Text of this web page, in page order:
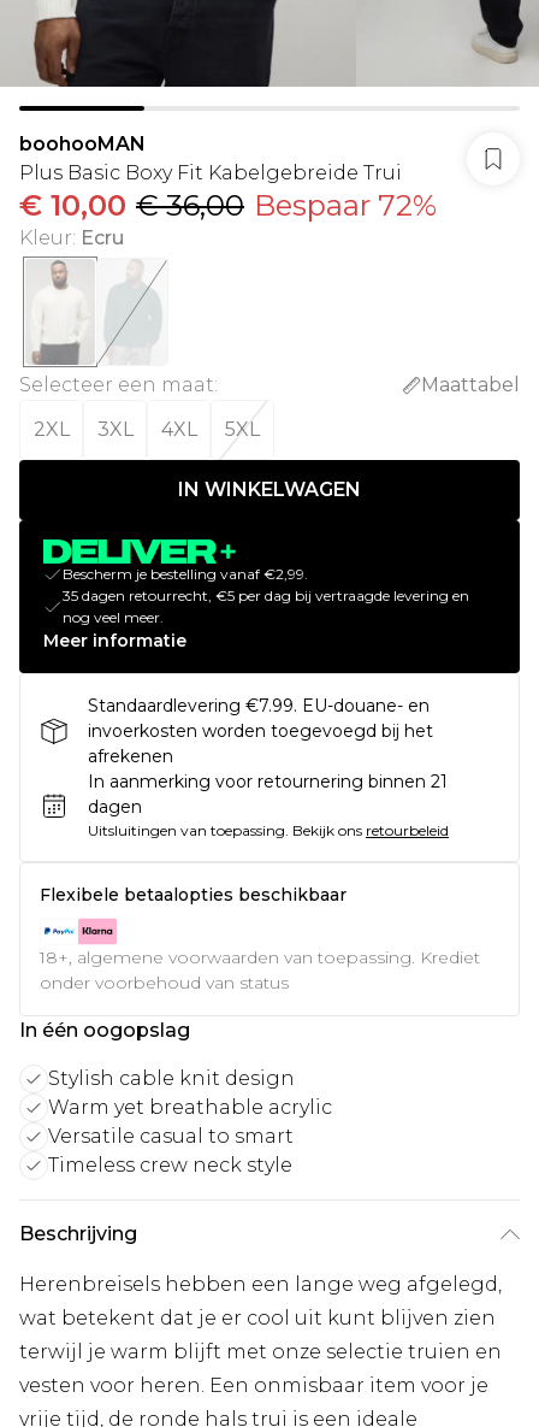
boohooMAN
Plus Basic Boxy Fit Kabelgebreide Trui
€ 10,00 € 36,00 Bespaar 72%
Kleur: Ecru
Selecteer een maat:
Maattabel
2XL
3XL 4XL 5XL
IN WINKELWAGEN
Bescherm je bestelling vanaf €2,99.
35 dagen retourrecht, €5 per dag bij vertraagde levering en
nog veel meer.
Meer informatie
Standaardlevering €7.99. EU-douane- en
invoerkosten worden toegevoegd bij het
afrekenen
In aanmerking voor retournering binnen 21
dagen
Uitsluitingen van toepassing. Bekijk ons retourbeleid
Flexibele betaalopties beschikbaar
18+, algemene voorwaarden van toepassing. Krediet
onder voorbehoud van status
In één oogopslag
Stylish cable knit design
Warm yet breathable acrylic
Versatile casual to smart
Timeless crew neck style
Beschrijving
Herenbreisels hebben een lange weg afgelegd,
wat betekent dat je er cool uit kunt blijven zien
terwijl je warm blijft met onze selectie truien en
vesten voor heren. Een onmisbaar item voor je
vrije tijd, de ronde hals trui is een ideale